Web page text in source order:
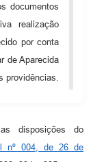
documentos
realização
por conta
de Aparecida
providências.
disposições do
nº 004, de 26 de